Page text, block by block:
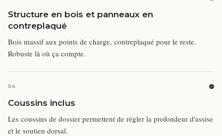
Structure en bois et panneaux en
contreplaqué
Bois massif aux points de charge, contreplaqué pour le reste.
Robuste là où ça compte.
04
Coussins inclus
Les coussins de dossier permettent de régler la profondeur d'assise
et le soutien dorsal.